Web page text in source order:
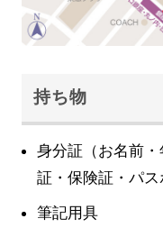
持ち物
身分証（お名前
証・保険証・パ
筆記用具